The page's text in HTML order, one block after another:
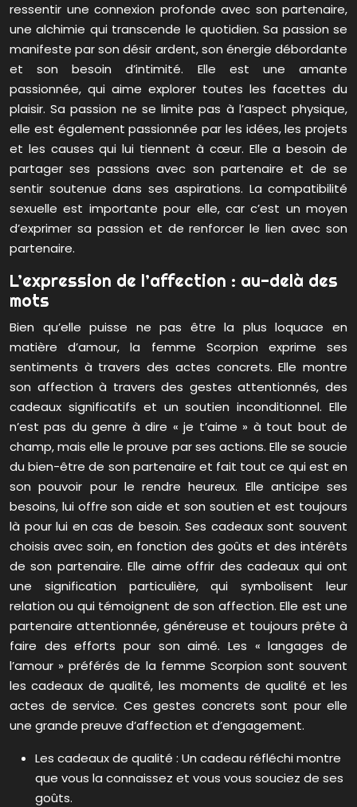
ressentir une connexion profonde avec son partenaire,
une alchimie qui transcende le quotidien. Sa passion se
manifeste par son désir ardent, son énergie débordante
et son besoin d’intimité. Elle est une amante
passionnée, qui aime explorer toutes les facettes du
plaisir. Sa passion ne se limite pas à l’aspect physique,
elle est également passionnée par les idées, les projets
et les causes qui lui tiennent à cœur. Elle a besoin de
partager ses passions avec son partenaire et de se
sentir soutenue dans ses aspirations. La compatibilité
sexuelle est importante pour elle, car c’est un moyen
d’exprimer sa passion et de renforcer le lien avec son
partenaire.
L’expression de l’affection : au-delà des
mots
Bien qu’elle puisse ne pas être la plus loquace en
matière d’amour, la femme Scorpion exprime ses
sentiments à travers des actes concrets. Elle montre
son affection à travers des gestes attentionnés, des
cadeaux significatifs et un soutien inconditionnel. Elle
n’est pas du genre à dire « je t’aime » à tout bout de
champ, mais elle le prouve par ses actions. Elle se soucie
du bien-être de son partenaire et fait tout ce qui est en
son pouvoir pour le rendre heureux. Elle anticipe ses
besoins, lui offre son aide et son soutien et est toujours
là pour lui en cas de besoin. Ses cadeaux sont souvent
choisis avec soin, en fonction des goûts et des intérêts
de son partenaire. Elle aime offrir des cadeaux qui ont
une signification particulière, qui symbolisent leur
relation ou qui témoignent de son affection. Elle est une
partenaire attentionnée, généreuse et toujours prête à
faire des efforts pour son aimé. Les « langages de
l’amour » préférés de la femme Scorpion sont souvent
les cadeaux de qualité, les moments de qualité et les
actes de service. Ces gestes concrets sont pour elle
une grande preuve d’affection et d’engagement.
Les cadeaux de qualité : Un cadeau réfléchi montre
que vous la connaissez et vous vous souciez de ses
goûts.